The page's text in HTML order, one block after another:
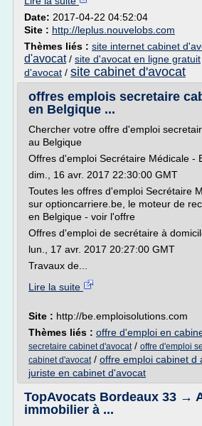
Date: 2017-04-22 04:52:04
Site : http://leplus.nouvelobs.com
Thèmes liés : site internet cabinet
d'avocat/ site d'avocat en ligne gratuit
d'avocat / site cabinet d'avocat
offres emplois secretaire
en Belgique ...
Chercher votre offre d'emploi
au Belgique
Offres d'emploi Secrétaire Médicale -
dim., 16 avr. 2017 22:30:00 GMT
Toutes les offres d'emploi Secrétaire
sur optioncarriere.be, le moteur de
en Belgique - voir l'offre
Offres d'emploi de secrétaire à
lun., 17 avr. 2017 20:27:00 GMT
Travaux de...
Lire la suite
Site : http://be.emploisolutions.com
Thèmes liés : offre d'emploi en
secretaire cabinet d'avocat/ offre d'emploi
cabinet d'avocat/ offre emploi cabinet d
juriste en cabinet d'avocat
TopAvocats Bordeaux 33 →
immobilier à ...